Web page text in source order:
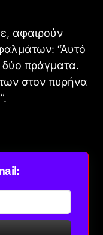
αφαιρούν
“Αυτό
δύο πράγματα.
στον πυρήνα